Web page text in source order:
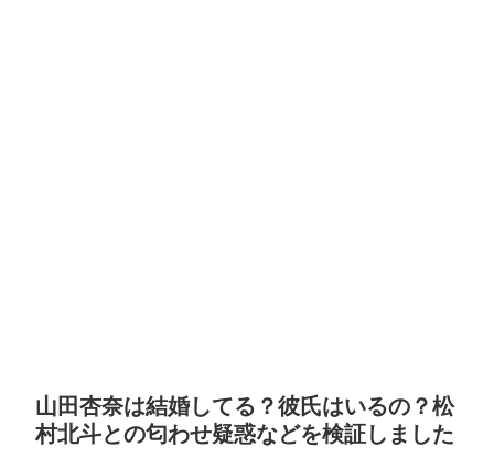
山田杏奈は結婚してる？彼氏はいるの？松
村北斗との匂わせ疑惑などを検証しました